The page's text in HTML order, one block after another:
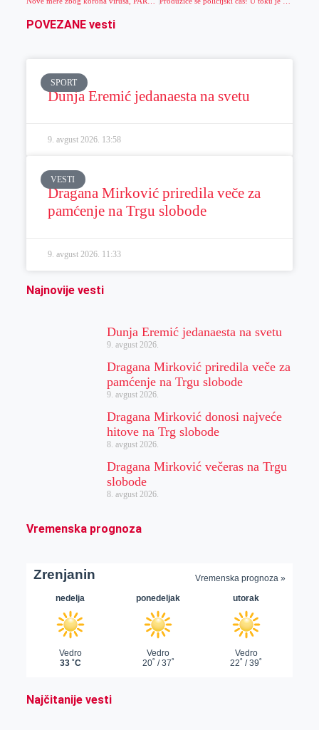
POVEZANE vesti
SPORT
Dunja Eremić jedanaesta na svetu
9. avgust 2026. 13:58
VESTI
Dragana Mirković priredila veče za
pamćenje na Trgu slobode
9. avgust 2026. 11:33
Najnovije vesti
Dunja Eremić jedanaesta na svetu
9. avgust 2026.
Dragana Mirković priredila veče za
pamćenje na Trgu slobode
9. avgust 2026.
Dragana Mirković donosi najveće
hitove na Trg slobode
8. avgust 2026.
Dragana Mirković večeras na Trgu
slobode
8. avgust 2026.
Vremenska prognoza
Najčitanije vesti